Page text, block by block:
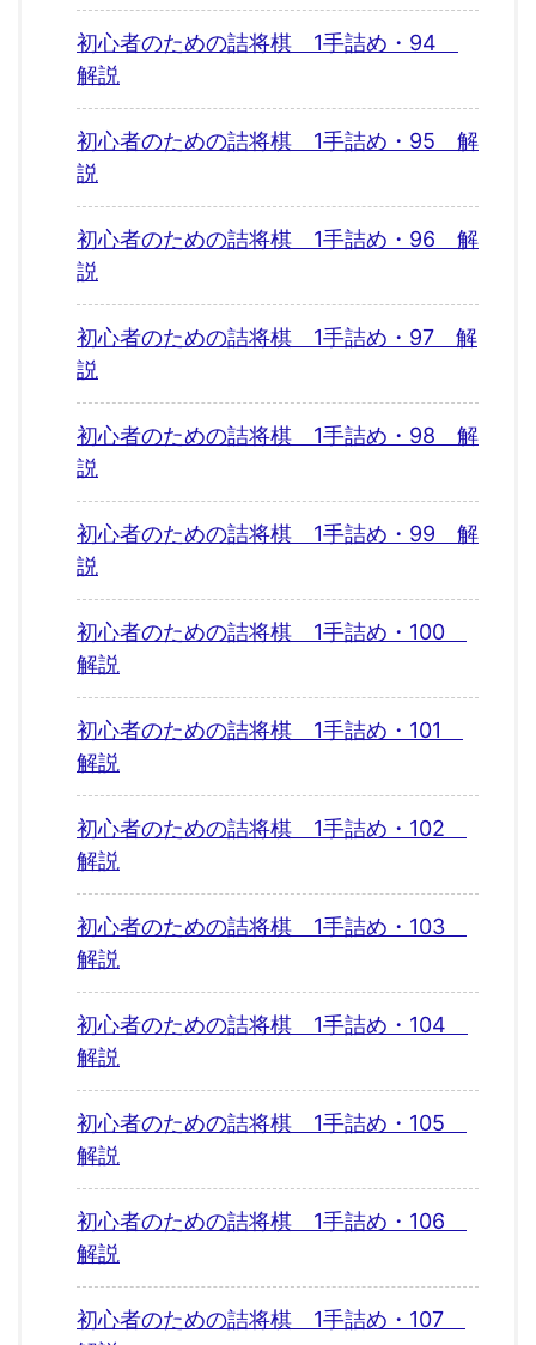
初心者のための詰将棋 1手詰め・94
解説
初心者のための詰将棋 1手詰め・95 解
説
初心者のための詰将棋 1手詰め・96 解
説
初心者のための詰将棋 1手詰め・97 解
説
初心者のための詰将棋 1手詰め・98 解
説
初心者のための詰将棋 1手詰め・99 解
説
初心者のための詰将棋 1手詰め・100
解説
初心者のための詰将棋 1手詰め・101
解説
初心者のための詰将棋 1手詰め・102
解説
初心者のための詰将棋 1手詰め・103
解説
初心者のための詰将棋 1手詰め・104
解説
初心者のための詰将棋 1手詰め・105
解説
初心者のための詰将棋 1手詰め・106
解説
初心者のための詰将棋 1手詰め・107